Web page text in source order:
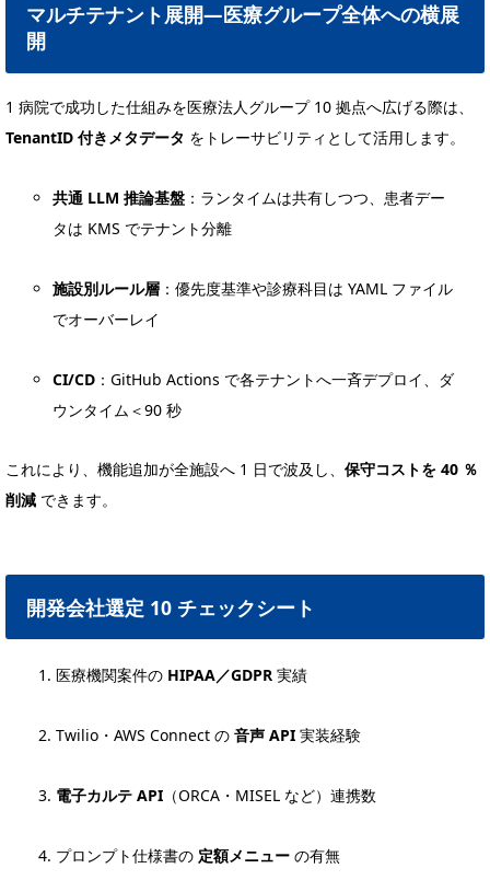
マルチテナント展開—医療グループ全体への横展
開
1 病院で成功した仕組みを医療法人グループ 10 拠点へ広げる際は、
TenantID 付きメタデータ をトレーサビリティとして活用します。
共通 LLM 推論基盤 ：ランタイムは共有しつつ、患者デー
タは KMS でテナント分離
施設別ルール層 ：優先度基準や診療科目は YAML ファイル
でオーバーレイ
CI/CD ：GitHub Actions で各テナントへ一斉デプロイ、ダ
ウンタイム＜90 秒
これにより、機能追加が全施設へ 1 日で波及し、 保守コストを 40 ％
削減 できます。
開発会社選定 10 チェックシート
医療機関案件の HIPAA／GDPR 実績
Twilio・AWS Connect の 音声 API 実装経験
電子カルテ API （ORCA・MISEL など）連携数
プロンプト仕様書の 定額メニュー の有無